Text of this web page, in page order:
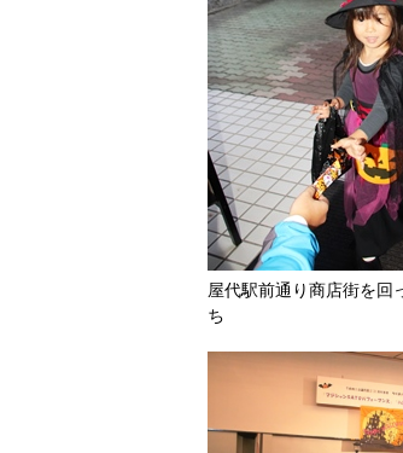
屋代駅前通り商店街を回
ち